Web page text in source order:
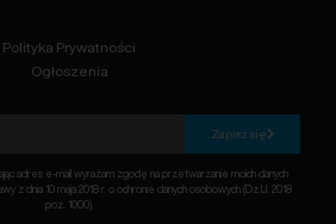
Polityka Prywatności
Ogłoszenia
Zapisz się
adres e-mail wyrażam zgodę na przetwarzanie moich danych
z dnia 10 maja 2018 r. o ochronie danych osobowych (Dz.U. 2018
poz. 1000).